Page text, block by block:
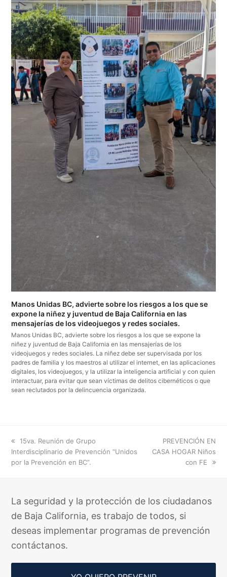
Manos Unidas BC, advierte sobre los riesgos a los que se
expone la niñez y juventud de Baja California en las
mensajerías de los videojuegos y redes sociales.
Manos Unidas BC, advierte sobre los riesgos a los que se expone la
niñez y juventud de Baja California en las mensajerías de los
videojuegos y redes sociales. La niñez debe ser supervisada por los
padres de familia y los maestros al utilizar el internet, en las aplicaciones
digitales, los videojuegos, y la utilizar la inteligencia artificial y con quien
interactuar, para evitar que sean víctimas de delitos cibernéticos o que
sean reclutados por la delincuencia organizada.
previous
post:
15va. Reunión de Grupo
Interdisciplinario de Prevención “Unidos
por la Prevención en BC”.
next
post:
PREVENCIÓN EN
CASA HOGAR Niños
con FE
La seguridad y la protección de los ciudadanos
de Baja California, es trabajo de todos, si
deseas implementar programas de prevención
contáctanos.